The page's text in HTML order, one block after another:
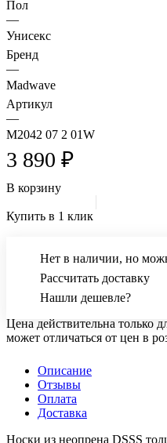
Пол
—
Унисекс
Бренд
—
Madwave
Артикул
—
M2042 07 2 01W
3 890 ₽
В корзину
Купить в 1 клик
Нет в наличии, но
Рассчитать доставку
Нашли дешевле?
Цена действительна только
может отличаться от цен в
Описание
Отзывы
Оплата
Доставка
Носки из неопрена DSSS